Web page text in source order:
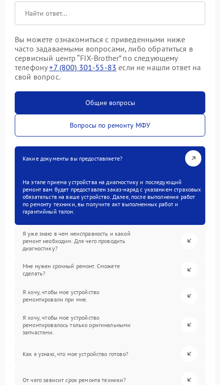
Вы можете ознакомиться с приведенными ниже
часто задаваемыми вопросами, либо обратиться в
сервисный центр “FIX-Brother” по следующему
телефону+7 (800) 301-55-83 если не нашли ответ на
свой вопрос.
Общие вопросы
Вопросы по ремонту МФУ
Какие документы вы предоставляете?
На этапе приема устройства на диагностику и последующий
ремонт вам будет предоставлен заказ-наряд с указанием страховых
обязательств на ваше устройство. Далее, после выполнения работ
по ремонту техники, вы получите акт выполненных работ и
гарантийный талон.
Я уже знаю в чем неисправность и какой
ремонт необходим. Для чего проводить
диагностику?
Мне нужен срочный ремонт. Сможете
сделать?
Я хочу, чтобы мое устройство
ремонтировали при мне.
Я хочу, чтобы мое устройство
ремонтировалось только оригинальными
запчастями.
Как я узнаю, что мое устройство готово?
От чего зависит срок ремонта техники?